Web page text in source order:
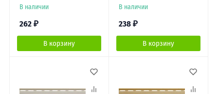
В наличии
262 ₽
В корзину
В наличии
238 ₽
В корзину